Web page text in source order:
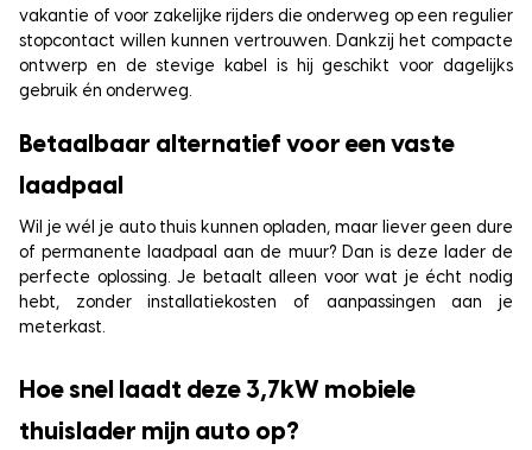
vakantie of voor zakelijke rijders die onderweg op een regulier
stopcontact willen kunnen vertrouwen. Dankzij het compacte
ontwerp en de stevige kabel is hij geschikt voor dagelijks
gebruik én onderweg.
Betaalbaar alternatief voor een vaste
laadpaal
Wil je wél je auto thuis kunnen opladen, maar liever geen dure
of permanente laadpaal aan de muur? Dan is deze lader de
perfecte oplossing. Je betaalt alleen voor wat je écht nodig
hebt, zonder installatiekosten of aanpassingen aan je
meterkast.
Hoe snel laadt deze 3,7kW mobiele
thuislader mijn auto op?